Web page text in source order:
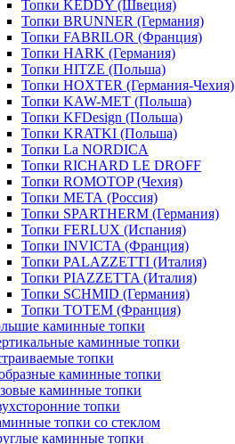
Топки KEDDY (Швеция)
Топки BRUNNER (Германия)
Топки FABRILOR (Франция)
Топки HARK (Германия)
Топки HITZE (Польша)
Топки HOXTER (Германия-Чехия)
Топки KAW-MET (Польша)
Топки KFDesign (Польша)
Топки KRATKI (Польша)
Топки La NORDICA
Топки RICHARD LE DROFF
Топки ROMOTOP (Чехия)
Топки МЕТА (Россия)
Топки SPARTHERM (Германия)
Топки FERLUX (Испания)
Топки INVICTA (Франция)
Топки PALAZZETTI (Италия)
Топки PIAZZETTA (Италия)
Топки SCHMID (Германия)
Топки TOTEM (Франция)
каминные топки
каминные топки
топки
каминные топки
каминные топки
топки
топки со стеклом
каминные топки